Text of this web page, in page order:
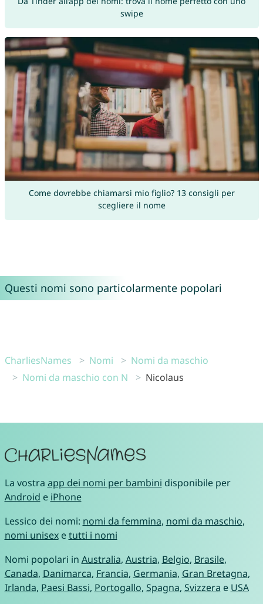
swipe
Come dovrebbe chiamarsi mio figlio? 13 consigli per
scegliere il nome
Questi nomi sono particolarmente popolari
CharliesNames Nomi
Nomi da maschio
Nomi da maschio con N
Nicolaus
La vostra app dei nomi per bambini disponibile per
Android e iPhone
Lessico dei nomi: nomi da femmina, nomi da maschio,
nomi unisexetutti i nomi
Nomi popolari in Australia, Austria, Belgio, Brasile,
Canada, Danimarca, Francia, Germania, Gran Bretagna,
Irlanda, Paesi Bassi, Portogallo, Spagna, Svizzera e USA